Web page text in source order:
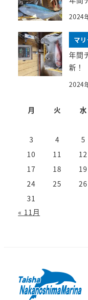
2024
マ
年間
新！
2024
月
火 水
3
4 5
10
11 12
17
18 19
24
25 26
31
« 11月